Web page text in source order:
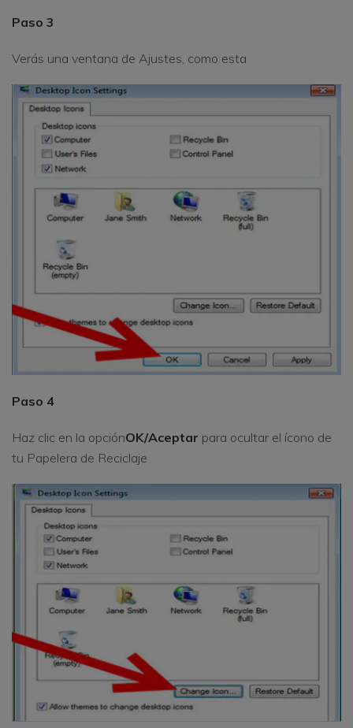
Paso 3
Verás una ventana de Ajustes, como esta
Paso 4
Haz clic en la opciónOK/Aceptar para ocultar el ícono de
tu Papelera de Reciclaje